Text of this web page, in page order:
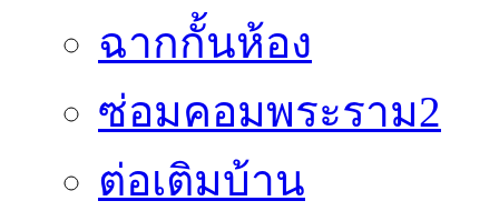
ฉากกั้นห้อง
ซ่อมคอมพระราม2
ต่อเติมบ้าน